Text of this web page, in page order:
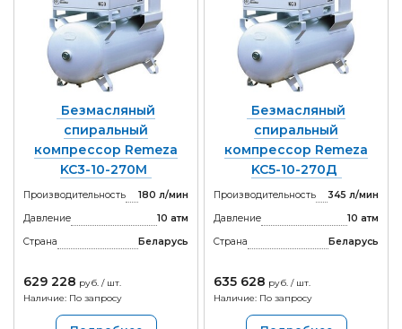
Безмасляный
спиральный
компрессор Remeza
KC3-10-270М
Производительность
180 л/мин
Давление
10 атм
Страна
Беларусь
629 228 руб. / шт.
Наличие: По запросу
Безмасляный
спиральный
компрессор Remeza
KC5-10-270Д
Производительность
345 л/мин
Давление
10 атм
Страна
Беларусь
635 628 руб. / шт.
Наличие: По запросу